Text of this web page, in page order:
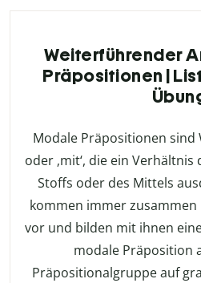
Weiterführender
Präpositionen |
Modale Präpositionen sind
oder ‚mit‘, die ein
Stoffs oder des Mittels
kommen immer
vor und bilden mit ihnen
modale Präposition
Präpositionalgruppe auf